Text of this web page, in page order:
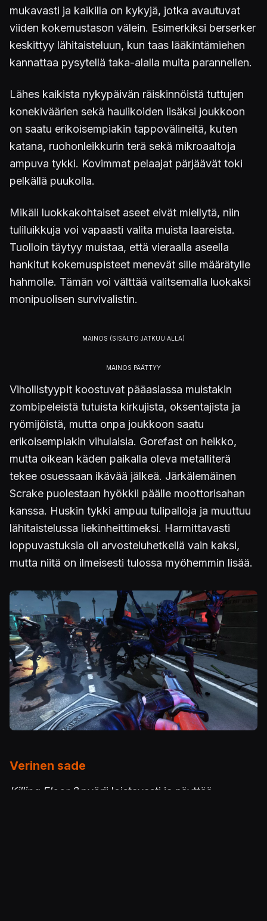
mukavasti ja kaikilla on kykyjä, jotka avautuvat
viiden kokemustason välein. Esimerkiksi berserker
keskittyy lähitaisteluun, kun taas lääkintämiehen
kannattaa pysytellä taka-alalla muita parannellen.
Lähes kaikista nykypäivän räiskinnöistä tuttujen
konekiväärien sekä haulikoiden lisäksi joukkoon
on saatu erikoisempiakin tappovälineitä, kuten
katana, ruohonleikkurin terä sekä mikroaaltoja
ampuva tykki. Kovimmat pelaajat pärjäävät toki
pelkällä puukolla.
Mikäli luokkakohtaiset aseet eivät miellytä, niin
tuliluikkuja voi vapaasti valita muista laareista.
Tuolloin täytyy muistaa, että vieraalla aseella
hankitut kokemuspisteet menevät sille määrätylle
hahmolle. Tämän voi välttää valitsemalla luokaksi
monipuolisen survivalistin.
Vihollistyypit koostuvat pääasiassa muistakin
zombipeleistä tutuista kirkujista, oksentajista ja
ryömijöistä, mutta onpa joukkoon saatu
erikoisempiakin vihulaisia. Gorefast on heikko,
mutta oikean käden paikalla oleva metalliterä
tekee osuessaan ikävää jälkeä. Järkälemäinen
Scrake puolestaan hyökkii päälle moottorisahan
kanssa. Huskin tykki ampuu tulipalloja ja muuttuu
lähitaistelussa liekinheittimeksi. Harmittavasti
loppuvastuksia oli arvosteluhetkellä vain kaksi,
mutta niitä on ilmeisesti tulossa myöhemmin lisää.
Kuva
Verinen sade
Killing Floor 2pyörii loistavasti ja näyttää